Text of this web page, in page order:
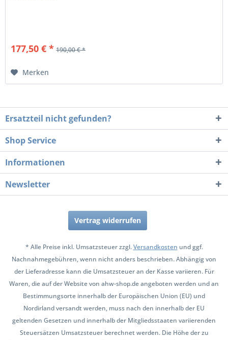
177,50 € * 190,00 € *
Merken
Ersatzteil nicht gefunden?
Shop Service
Informationen
Newsletter
Vertrag widerrufen
* Alle Preise inkl. Umsatzsteuer zzgl.Versandkosten und ggf.
Nachnahmegebühren, wenn nicht anders beschrieben. Abhängig von
der Lieferadresse kann die Umsatzsteuer an der Kasse variieren. Für
Waren, die auf der Website von ahw-shop.de angeboten werden und an
Bestimmungsorte innerhalb der Europäischen Union (EU) und
Nordirland versandt werden, muss nach den innerhalb der EU
geltenden Gesetzen und innerhalb der Mitgliedsstaaten variierenden
Steuersätzen Umsatzsteuer berechnet werden. Die Höhe der zu